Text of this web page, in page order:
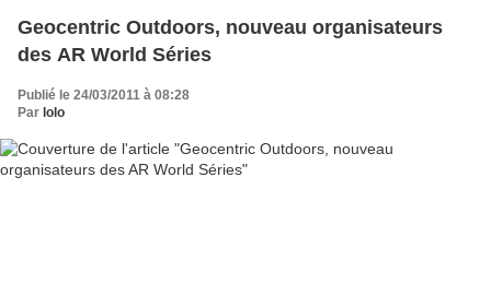
Geocentric Outdoors, nouveau organisateurs
des AR World Séries
Publié le 24/03/2011 à 08:28
Par lolo